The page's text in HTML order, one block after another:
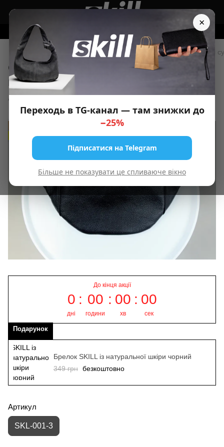
×
Переходь в TG-канал — там знижки до
−25%
Підписатися на Telegram
Більше не показувати це спливаюче вікно
Замовляйте на сайті - отримуйте ПОДАРУНОК 🎁
▪️ Сумки чоловічі Бананки | Поясні сумки Бананки | Поясні
Сумка чоловіча SKILL бананка
шкіряна чорна
Артикул:
До кінця акції
0
дні
00
години
00
хв
00
сек
Подарунок
Брелок SKILL із натуральної шкіри чорний
349 грн безкоштовно
Артикул
SKL-001-3